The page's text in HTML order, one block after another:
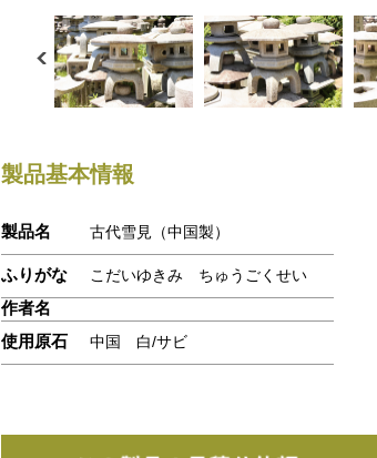
製品基本情報
製品名 古代雪見（中国製）
ふりがな こだいゆきみ ちゅうごくせい
作者名
使用原石
中国 白/サビ